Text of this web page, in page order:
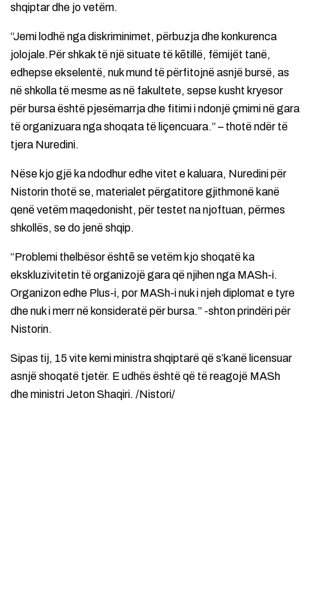
shqiptar dhe jo vetëm.
“Jemi lodhë nga diskriminimet, përbuzja dhe konkurenca
jolojale.Për shkak të një situate të kētillë, fëmijët tanë,
edhepse ekselentë, nuk mund të përfitojnë asnjë bursë, as
në shkolla të mesme as në fakultete, sepse kusht kryesor
për bursa është pjesëmarrja dhe fitimi i ndonjë çmimi në gara
të organizuara nga shoqata të liçencuara.” – thotë ndër të
tjera Nuredini.
Nëse kjo gjë ka ndodhur edhe vitet e kaluara, Nuredini për
Nistorin thotë se, materialet përgatitore gjithmonë kanë
qenë vetëm maqedonisht, për testet na njoftuan, përmes
shkollës, se do jenë shqip.
“Problemi thelbësor ështē se vetëm kjo shoqatë ka
ekskluzivitetin të organizojë gara që njihen nga MASh-i.
Organizon edhe Plus-i, por MASh-i nuk i njeh diplomat e tyre
dhe nuk i merr në konsideratë për bursa.” -shton prindëri për
Nistorin.
Sipas tij, 15 vite kemi ministra shqiptarë që s’kanë licensuar
asnjë shoqatë tjetër. E udhës është që të reagojë MASh
dhe ministri Jeton Shaqiri. /Nistori/